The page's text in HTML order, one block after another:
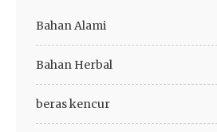
Bahan Alami
Bahan Herbal
beras kencur